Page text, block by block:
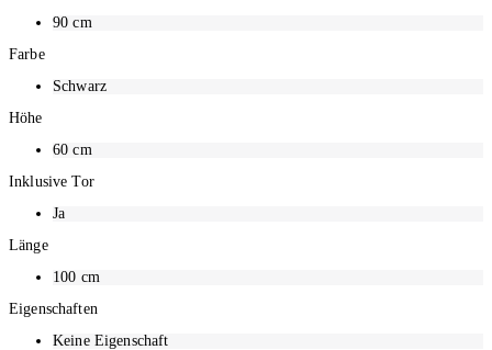
90cm
Farbe
Schwarz
Höhe
60cm
Inklusive Tor
Ja
Länge
100 cm
Eigenschaften
Keine Eigenschaft